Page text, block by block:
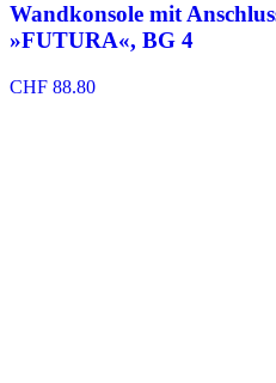
Wandkonsole mit
»FUTURA«, BG 4
CHF 88.80